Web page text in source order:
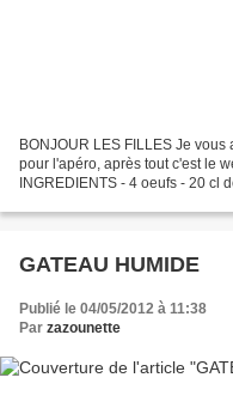
BONJOUR LES FILLES Je
pour l'apéro, après tout c'est le
INGREDIENTS - 4 oeufs - 20 cl
GATEAU HUMIDE
Publié le 04/05/2012 à 11:38
Par zazounette